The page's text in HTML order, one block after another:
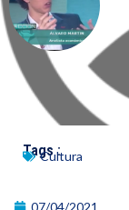
Tags :Cultura